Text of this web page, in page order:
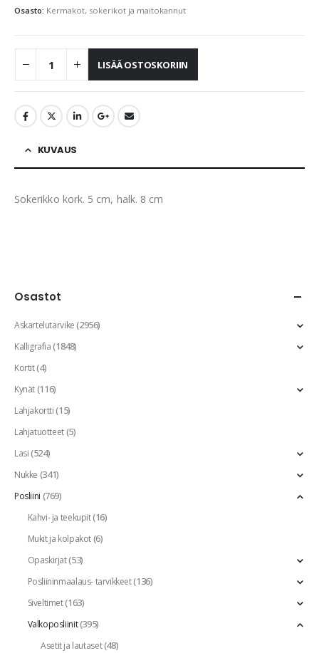
Osasto: Kermakot, sokerikot ja maitokannut
LISÄÄ OSTOSKORIIN
KUVAUS
Sokerikko kork. 5 cm, halk. 8 cm
Osastot
Askartelutarvike(2956)
Kalligrafia(1848)
Kortit(4)
Kynät(116)
Lahjakortti(15)
Lahjatuotteet(5)
Lasi(524)
Nukke (341)
Posliini (769)
Kahvi- ja teekupit(16)
Mukit ja kolpakot(6)
Opaskirjat(53)
Posliininmaalaus- tarvikkeet(136)
Siveltimet(163)
Valkoposliinit(395)
Asetit ja lautaset(48)